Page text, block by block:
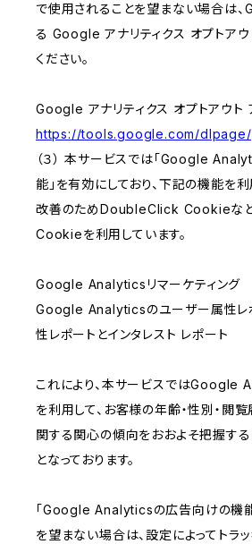
で使用されることを望まない場合は
る Google アナリティクス オプトアウ
ください。
Google アナリティクス オプトアウト
https://tools.google.com/
（３） 本サービスでは「Google
能」を有効にしており、下記の機能を
改善のためDoubleClick Cookieなど
Cookieを利用しています。
Google Analyticsリマーケティング
Google Analyticsのユーザー属性レ
性レポートとインタレスト レポート
これにより、本サービスでは
を利用して、お客様の年齢・性別・閲
関する関心の傾向をおおよそ把握す
となっております。
「Google Analyticsの広告向けの機
を望まない場合は、設定によってトラ